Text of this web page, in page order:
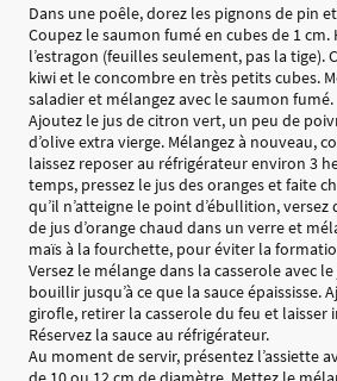
Dans une poêle, dorez les pignons de pin
Coupez le saumon fumé en cubes de 1 cm.
l’estragon (feuilles seulement, pas la tige).
kiwi et le concombre en très petits cubes.
saladier et mélangez avec le saumon fumé.
Ajoutez le jus de citron vert, un peu de
d’olive extra vierge. Mélangez à nouveau,
laissez reposer au réfrigérateur environ 3
temps, pressez le jus des oranges et faite
qu’il n’atteigne le point d’ébullition,
de jus d’orange chaud dans un verre et
maïs à la fourchette, pour éviter la
Versez le mélange dans la casserole avec
bouillir jusqu’à ce que la sauce épaississe.
girofle, retirer la casserole du feu et laisser
Réservez la sauce au réfrigérateur.
Au moment de servir, présentez l’assiette